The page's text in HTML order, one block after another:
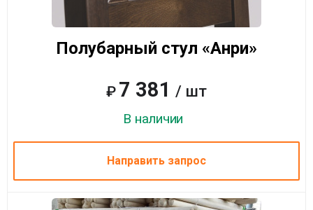
Полубарный стул «Анри»
₽ 7 381 / шт
В наличии
Направить запрос